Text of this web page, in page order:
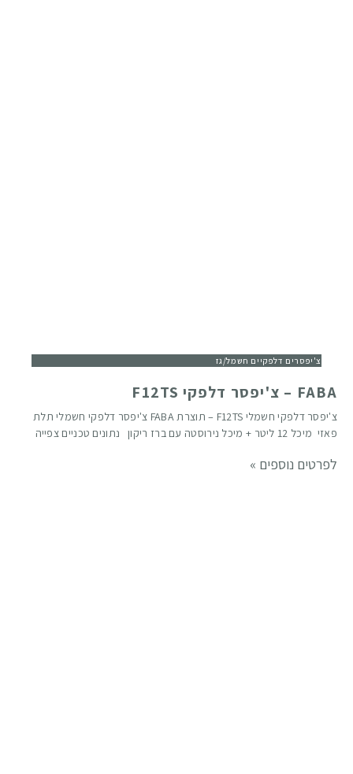
צ'יפסרים דלפקיים חשמל/גז
FABA – צ'יפסר דלפקי F12TS
צ'יפסר דלפקי חשמלי F12TS – תוצרת FABA צ'יפסר דלפקי חשמלי תלת
פאזי מיכל 12 ליטר + מיכל נירוסטה עם ברז ריקון נתונים טכניים צפייה
לפרטים נוספים »